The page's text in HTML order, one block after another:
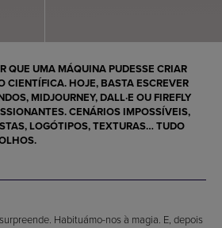
QUE UMA MÁQUINA PUDESSE CRIAR
CIENTÍFICA. HOJE, BASTA ESCREVER
MIDJOURNEY, DALL·E OU FIREFLY
CENÁRIOS IMPOSSÍVEIS,
LOGÓTIPOS, TEXTURAS… TUDO
Habituámo-nos à magia. E, depois